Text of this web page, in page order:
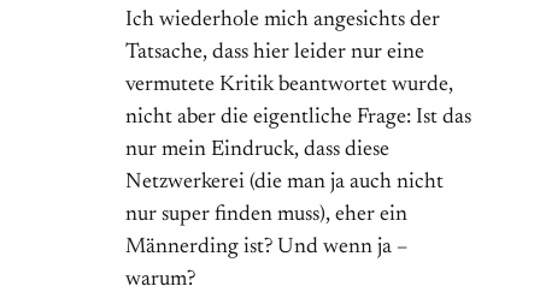
Ich wiederhole mich angesichts der
Tatsache, dass hier leider nur eine
vermutete Kritik beantwortet wurde,
nicht aber die eigentliche Frage: Ist das
nur mein Eindruck, dass diese
Netzwerkerei (die man ja auch nicht
nur super finden muss), eher ein
Männerding ist? Und wenn ja –
warum?